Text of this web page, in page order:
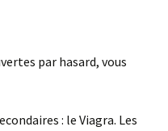
par hasard, vous
: le Viagra. Les